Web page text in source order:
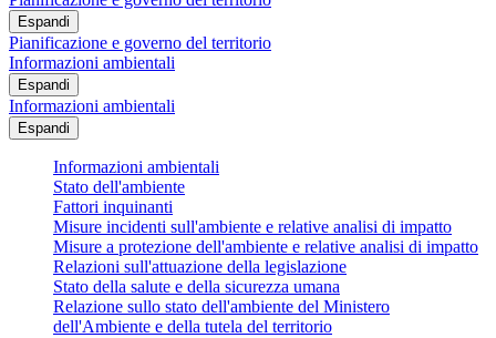
Espandi
Pianificazione e governo del territorio
Informazioni ambientali
Espandi
Informazioni ambientali
Espandi
Informazioni ambientali
Stato dell'ambiente
Fattori inquinanti
Misure incidenti sull'ambiente e relative analisi di impatto
Misure a protezione dell'ambiente e relative analisi di impatto
Relazioni sull'attuazione della legislazione
Stato della salute e della sicurezza umana
Relazione sullo stato dell'ambiente del Ministero
dell'Ambiente e della tutela del territorio